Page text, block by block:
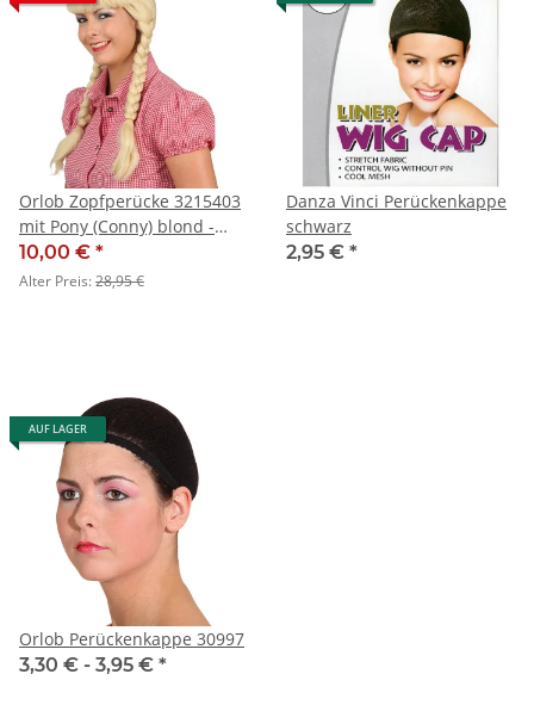
Orlob Zopfperücke 3215403
mit Pony (Conny) blond -
SALE
10,00 € *
Alter Preis:28,95 €
Danza Vinci Perückenkappe
schwarz
2,95 € *
AUF LAGER
Orlob Perückenkappe 30997
3,30 € - 3,95 € *